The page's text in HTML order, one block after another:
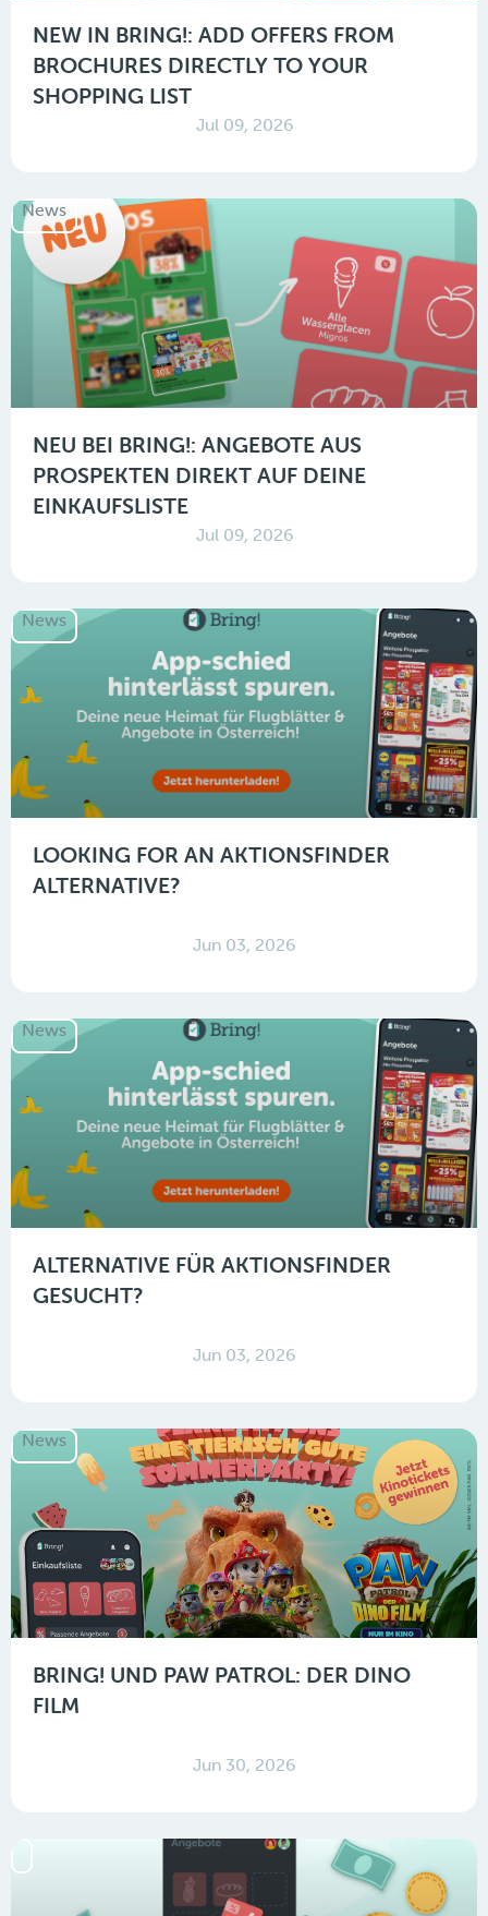
NEW IN BRING!: ADD OFFERS FROM
BROCHURES DIRECTLY TO YOUR
SHOPPING LIST
Jul 09, 2026
News
NEU BEI BRING!: ANGEBOTE AUS
PROSPEKTEN DIREKT AUF DEINE
EINKAUFSLISTE
Jul 09, 2026
News
LOOKING FOR AN AKTIONSFINDER
ALTERNATIVE?
Jun 03, 2026
News
ALTERNATIVE FÜR AKTIONSFINDER
GESUCHT?
Jun 03, 2026
News
BRING! UND PAW PATROL: DER DINO
FILM
Jun 30, 2026